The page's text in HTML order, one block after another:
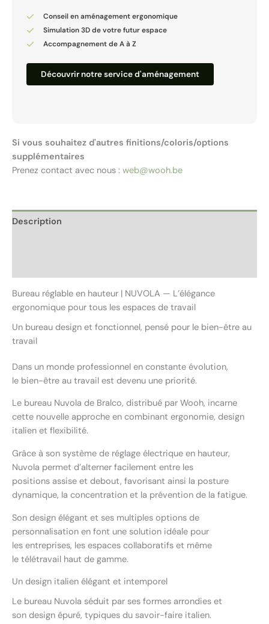
Conseil en aménagement ergonomique
Simulation 3D de votre futur espace
Accompagnement de A à Z
Découvrir notre service d'aménagement
Si vous souhaitez d'autres finitions/coloris/options
supplémentaires
Prenez contact avec nous : web@wooh.be
Description
Bureau réglable en hauteur | NUVOLA — L’élégance
ergonomique pour tous les espaces de travail
Un bureau design et fonctionnel, pensé pour le bien-être au
travail
Dans un monde professionnel en constante évolution,
le bien-être au travail est devenu une priorité.
Le bureau Nuvola de Bralco, distribué par Wooh, incarne
cette nouvelle approche en combinant ergonomie, design
italien et flexibilité.
Grâce à son système de réglage électrique en hauteur,
Nuvola permet d’alterner facilement entre les
positions assise et debout, favorisant ainsi la posture
dynamique, la concentration et la prévention de la fatigue.
Son design élégant et ses multiples options de
personnalisation en font une solution idéale pour
les entreprises, les espaces collaboratifs et même
le télétravail haut de gamme.
Un design italien élégant et intemporel
Le bureau Nuvola séduit par ses formes arrondies et
son design épuré, typiques du savoir-faire italien.